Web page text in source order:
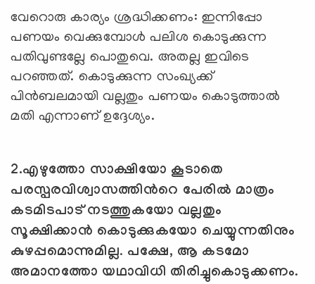
വേറൊരു കാര്യം ശ്രദ്ധിക്കണം: ഇന്നിപ്പോ
പണയം വെക്കുമ്പോള്‍ പലിശ കൊടുക്കുന്ന
പതിവുണ്ടല്ലേ പൊതുവെ. അതല്ല ഇവിടെ
പറഞ്ഞത്. കൊടുക്കുന്ന സംഖ്യക്ക്
പിന്‍ബലമായി വല്ലതും പണയം കൊടുത്താല്‍
മതി എന്നാണ് ഉദ്ദേശ്യം.
2.എഴുത്തോ സാക്ഷിയോ കൂടാതെ
പരസ്പരവിശ്വാസത്തിന്‍റെ പേരില്‍ മാത്രം
കടമിടപാട് നടത്തുകയോ വല്ലതും
സൂക്ഷിക്കാന്‍ കൊടുക്കുകയോ ചെയ്യുന്നതിനും
കുഴപ്പമൊന്നുമില്ല. പക്ഷേ, ആ കടമോ
അമാനത്തോ യഥാവിധി തിരിച്ചുകൊടുക്കണം.